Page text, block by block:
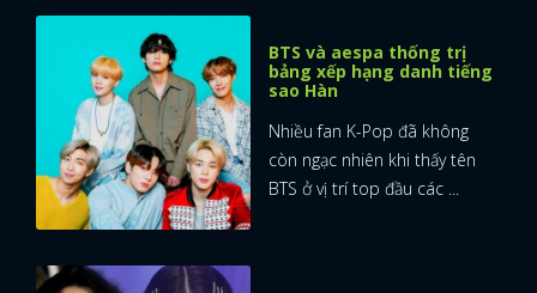
ĐĂNG NHẬP
BTS và aespa thống trị
bảng xếp hạng danh tiếng
sao Hàn
Nhiều fan K-Pop đã không
còn ngạc nhiên khi thấy tên
BTS ở vị trí top đầu các ...